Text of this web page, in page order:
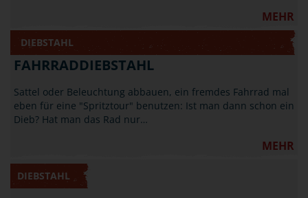
MEHR
DIEBSTAHL
FAHRRADDIEBSTAHL
Sattel oder Beleuchtung abbauen, ein fremdes Fahrrad mal
eben für eine "Spritztour" benutzen: Ist man dann schon ein
Dieb? Hat man das Rad nur…
MEHR
DIEBSTAHL